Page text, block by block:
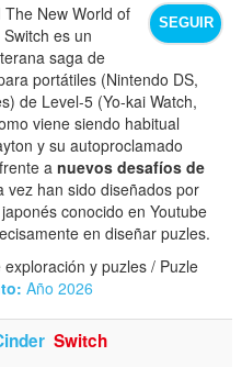
SEGUIR
New World of
es un
saga de
portátiles (Nintendo DS,
de Level-5 (Yo-kai Watch,
viene siendo habitual
y su autoproclamado
anuevos desafíos de
vez han sido diseñados por
conocido en Youtube
en diseñar puzles.
y puzles / Puzle
Año 2026
Switch